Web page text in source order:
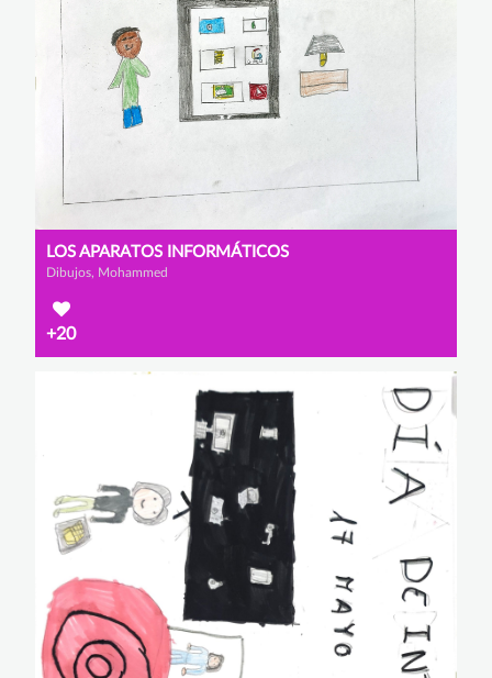
LOS APARATOS INFORMÁTICOS
Dibujos, Mohammed
+20